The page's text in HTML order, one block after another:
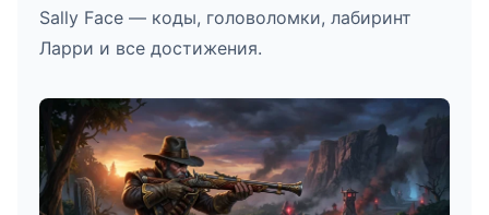
Sally Face — коды, головоломки, лабиринт
Ларри и все достижения.